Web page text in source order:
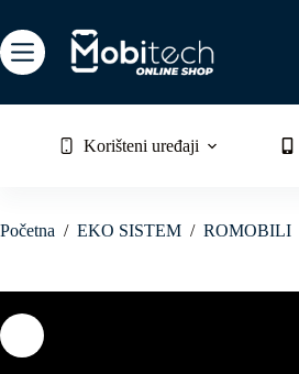
to
content
Korišteni uređaji
Početna / EKO SISTEM / ROMOBILI